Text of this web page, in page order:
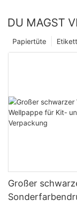
DU MAGST
Etikett
Papiertüte
Großer